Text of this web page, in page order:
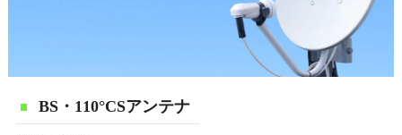
BS・110°CSアンテナ